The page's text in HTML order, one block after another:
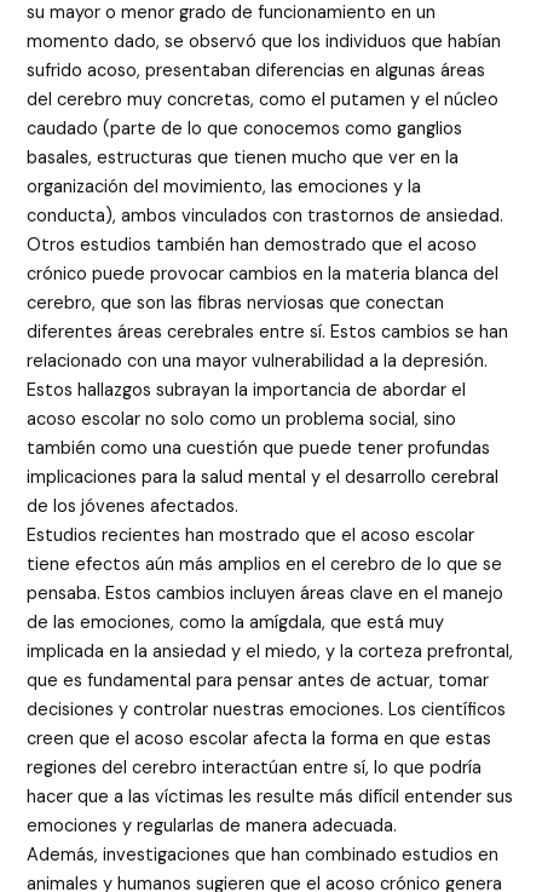
su mayor o menor grado de funcionamiento en un
momento dado, se observó que los individuos que habían
sufrido acoso, presentaban diferencias en algunas áreas
del cerebro muy concretas, como el putamen y el núcleo
caudado (parte de lo que conocemos como ganglios
basales, estructuras que tienen mucho que ver en la
organización del movimiento, las emociones y la
conducta), ambos vinculados con trastornos de ansiedad.
Otros estudios también han demostrado que el acoso
crónico puede provocar cambios en la materia blanca del
cerebro, que son las fibras nerviosas que conectan
diferentes áreas cerebrales entre sí. Estos cambios se han
relacionado con una mayor vulnerabilidad a la depresión.
Estos hallazgos subrayan la importancia de abordar el
acoso escolar no solo como un problema social, sino
también como una cuestión que puede tener profundas
implicaciones para la salud mental y el desarrollo cerebral
de los jóvenes afectados.
Estudios recientes han mostrado que el acoso escolar
tiene efectos aún más amplios en el cerebro de lo que se
pensaba. Estos cambios incluyen áreas clave en el manejo
de las emociones, como la amígdala, que está muy
implicada en la ansiedad y el miedo, y la corteza prefrontal,
que es fundamental para pensar antes de actuar, tomar
decisiones y controlar nuestras emociones. Los científicos
creen que el acoso escolar afecta la forma en que estas
regiones del cerebro interactúan entre sí, lo que podría
hacer que a las víctimas les resulte más difícil entender sus
emociones y regularlas de manera adecuada.
Además, investigaciones que han combinado estudios en
animales y humanos sugieren que el acoso crónico genera